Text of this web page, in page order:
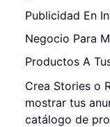
Publicidad En
Negocio Para
Productos A
Crea Stories o
mostrar tus
catálogo de